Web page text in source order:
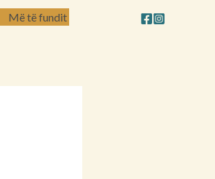
Më të fundit